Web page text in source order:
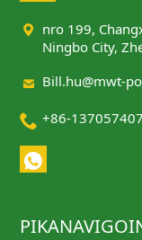
 nro 199,
Ningbo City,
 Bill.hu@mwt-
 +86-